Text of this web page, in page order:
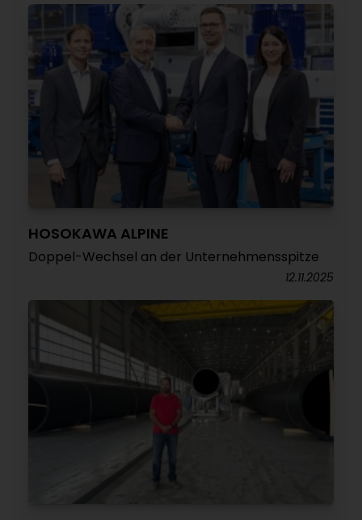
HOSOKAWA ALPINE
Doppel-Wechsel an der Unternehmensspitze
12.11.2025